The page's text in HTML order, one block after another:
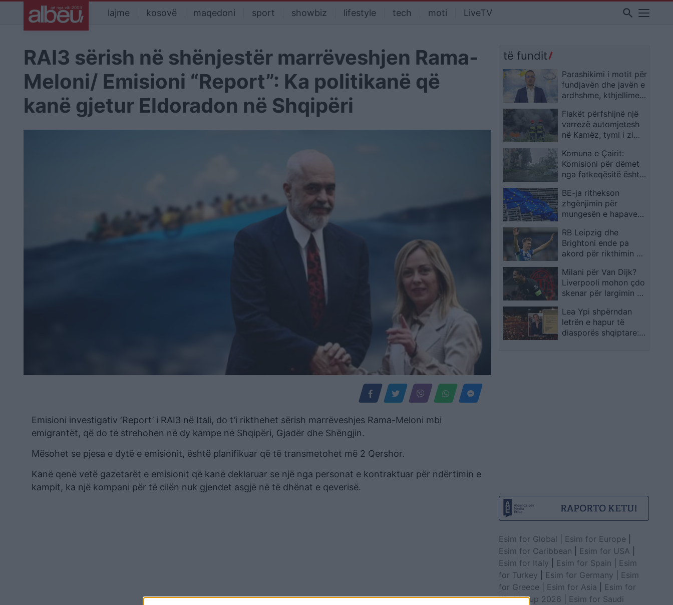
lajme kosovë maqedoni sport showbiz lifestyle tech moti LiveTV search
RAI3 sërish në shënjestër marrëveshjen Rama-
Meloni/ Emisioni “Report”: Ka politikanë që
kanë gjetur Eldoradon në Shqipëri
Emisioni investigativ ‘Report’ i RAI3 në Itali, do t’i rikthehet sërish marrëveshjes Rama-Meloni mbi
emigrantët, që do të strehohen në dy kampe në Shqipëri, Gjadër dhe Shëngjin.
Mësohet se pjesa e dytë e emisionit, është planifikuar që të transmetohet më 2 Qershor.
Kanë qenë vetë gazetarët e emisionit që kanë deklaruar se një nga personat e kontraktuar për ndërtimin e
kampit, ka një kompani për të cilën nuk gjendet asgjë në të dhënat e qeverisë.
të fundit
Parashikimi i motit për
fundjavën dhe javën e
ardhshme, kthjellime
larta në vend
Flakët përfshijnë një
varrezë automjetesh
në Kamëz, tymi i zi
Komuna e Çairit:
Komisioni për dëmet
nga fatkeqësitë është
vendim të Këshillit
Komunal
BE-ja rithekson
zhgënjimin për
mungesën e hapave
Banjska
RB Leipzig dhe
Brightoni ende pa
akord për rikthimin e
Milani për Van Dijk?
Liverpooli mohon çdo
skenar për largimin e
Lea Ypi shpërndan
letrën e hapur të
diasporës shqiptare:
Esim for Global Esim for Europe
Esim for Caribbean
Esim for USA
Esim for Italy
Esim for Spain
Esim
for Turkey
Esim for Germany
Esim
for Greece
Esim for Asia
Esim for
World Cup 2026
Esim for Saudi